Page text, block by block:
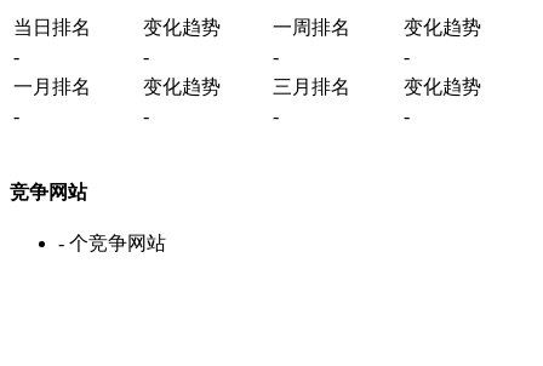
当日排名 变化趋势 一周排名
变化趋势
-
- -
-
一月排名
变化趋势 三月排名
变化趋势
-
- - -
竞争网站
- 个竞争网站